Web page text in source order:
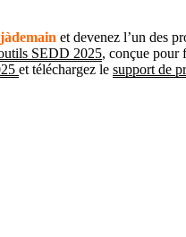
et devenez l’un des
SEDD 2025, conçue pour
et téléchargez le support de